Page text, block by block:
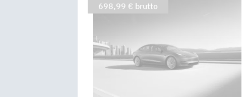
698,99 € brutto